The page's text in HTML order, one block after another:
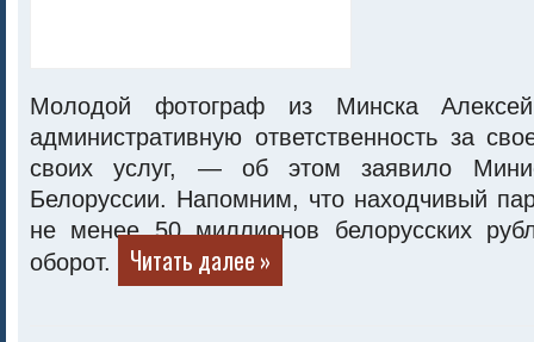
Молодой фотограф из Минска
административную ответственность за
своих услуг, — об этом заявило
Белоруссии. Напомним, что находчивый
не менее 50 миллионов белорусских
оборот.
Читать далее »